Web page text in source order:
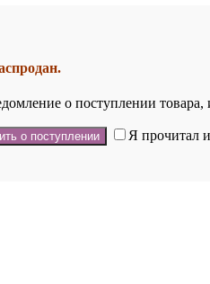
о поступлении
Я прочитал